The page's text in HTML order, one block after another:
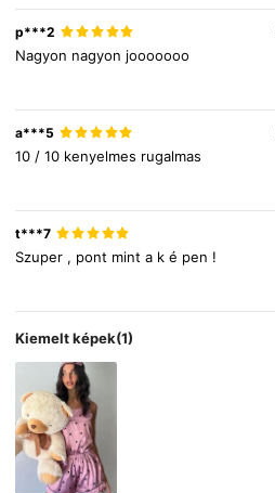
4.88 263K Követők
4.88
p***2
Nagyon nagyon jooooooo
a***5
10 /10 kenyelmes rugalmas
t***7
Szuper , pont minta ké pen !
Kiemelt képek(1)